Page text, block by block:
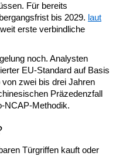
Für bereits
bis 2029. laut
erste verbindliche
noch. Analysten
EU-Standard auf Basis
zwei bis drei Jahren
Präzedenzfall
NCAP-Methodik.
Türgriffen kauft oder